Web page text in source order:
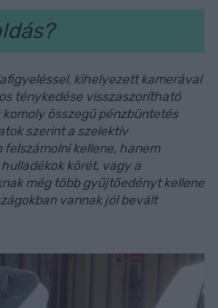
kihelyezett kamerával
ténykedése visszaszorítható
összegű pénzbüntetés
szerint a szelektív
kellene, hanem
körét, vagy a
még több gyűjtőedényt kellene
vannak jól bevált